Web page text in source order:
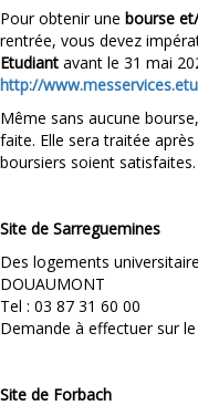
Pour obtenir une bourse
rentrée, vous devez
Etudiant avant le 31 mai
http://
Même sans aucune
faite. Elle sera traitée
boursiers soient satisfaites.
Site de Sarreguemines
Des logements
DOUAUMONT
Tel : 03 87 31 60 00
Demande à effectuer sur
Site de Forbach